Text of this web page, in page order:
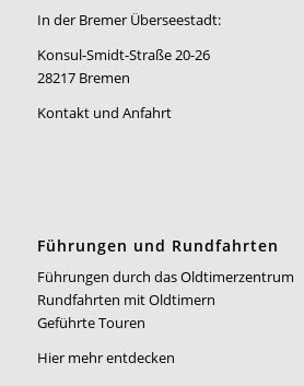
In der Bremer Überseestadt:
Konsul-Smidt-Straße 20-26
28217 Bremen
Kontakt und Anfahrt
Führungen und Rundfahrten
Führungen durch das Oldtimerzentrum
Rundfahrten mit Oldtimern
Geführte Touren
Hier mehr entdecken